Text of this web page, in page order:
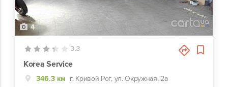
4
3.3
Korea Service
346.3 км г. Кривой Рог, ул. Окружная, 2а